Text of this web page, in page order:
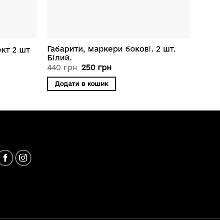
2 шт
Габарити, маркери бокові. 2 шт.
Білий.
440грн Оригінальна
440 грн.
250 грнПоточна
Додати в кошик